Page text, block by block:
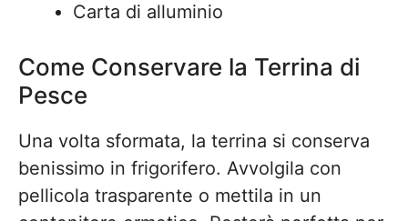
Carta di alluminio
Come Conservare la Terrina di
Pesce
Una volta sformata, la terrina si conserva
benissimo in frigorifero. Avvolgila con
pellicola trasparente o mettila in un